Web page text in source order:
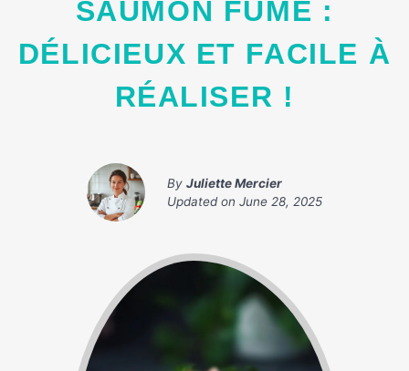
SAUMON FUMÉ :
DÉLICIEUX ET FACILE À
RÉALISER !
By Juliette Mercier
Updated on June 28, 2025